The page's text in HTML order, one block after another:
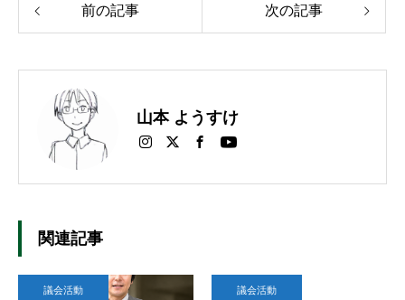
前の記事 次の記事
山本 ようすけ
関連記事
議会活動 議会活動